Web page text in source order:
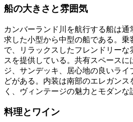
船の大きさと雰囲気
カンバーランド川を航行する船は通
求した小型から中型の船である。乗
で、リラックスしたフレンドリー
スを提供している。共有スペースに
ジ、サンデッキ、居心地の良いライ
どがある。内装は南部のエレガンス
く、ヴィンテージの魅力とモダンな
料理とワイン